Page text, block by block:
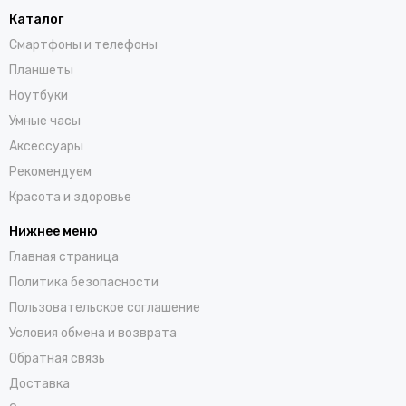
Каталог
Смартфоны и телефоны
Планшеты
Ноутбуки
Умные часы
Аксессуары
Рекомендуем
Красота и здоровье
Нижнее меню
Главная страница
Политика безопасности
Пользовательское соглашение
Условия обмена и возврата
Обратная связь
Доставка